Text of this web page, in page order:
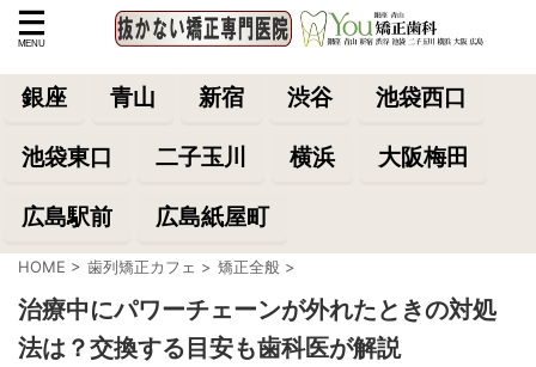
銀座 青山 新宿 渋谷 池袋西口
池袋東口 二子玉川 横浜 大阪梅田
広島駅前 広島紙屋町
HOME > 歯列矯正カフェ > 矯正全般 >
治療中にパワーチェーンが外れたときの対処
法は？交換する目安も歯科医が解説